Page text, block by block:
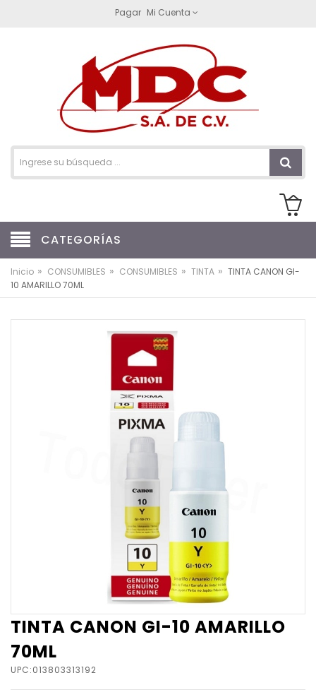
Pagar Mi Cuenta
CATEGORÍAS
Inicio » CONSUMIBLES » CONSUMIBLES » TINTA » TINTA CANON GI-
10 AMARILLO 70ML
TINTA CANON GI-10 AMARILLO
70ML
UPC:013803313192